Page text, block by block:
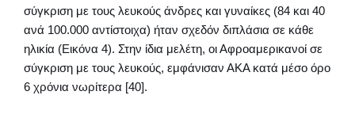
σύγκριση με τους λευκούς άνδρες και γυναίκες (84 και 40
ανά 100.000 αντίστοιχα) ήταν σχεδόν διπλάσια σε κάθε
ηλικία (Εικόνα 4). Στην ίδια μελέτη, οι Αφροαμερικανοί σε
σύγκριση με τους λευκούς, εμφάνισαν ΑΚΑ κατά μέσο όρο
6 χρόνια νωρίτερα [40].